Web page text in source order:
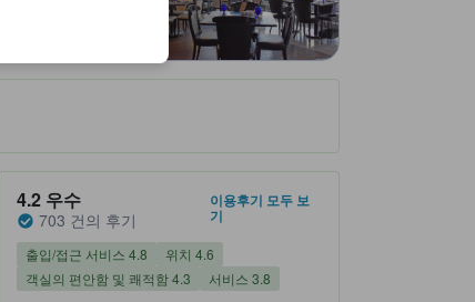
4.2 우수
703 건의 후기
이용후기 모두 보
기
출입/접근 서비스 4.8
위치 4.6
객실의 편안함 및 쾌적함 4.3
서비스 3.8